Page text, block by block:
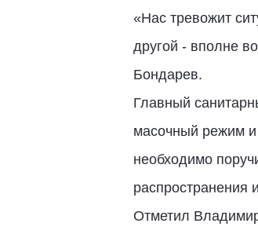
«Нас тревожит
другой - вполне
Бондарев.
Главный
масочный режим и
необходимо
распространения
Отметил